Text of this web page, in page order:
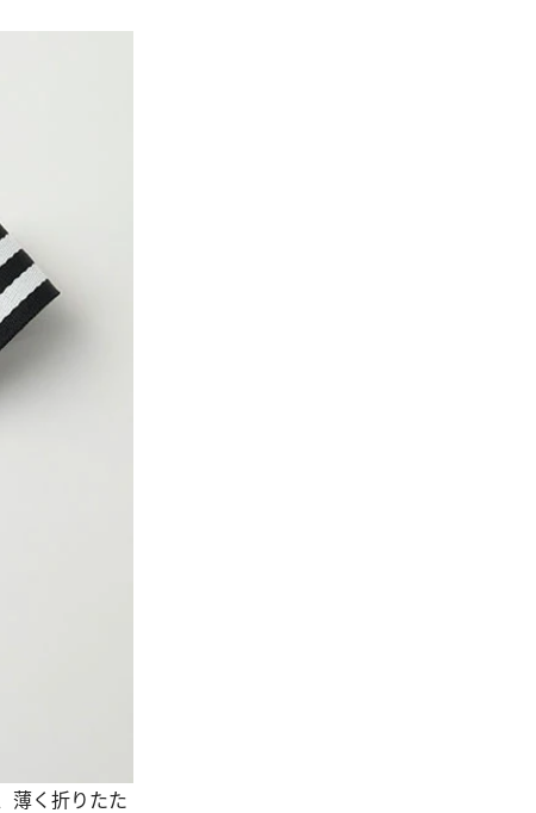
薄く折りたた